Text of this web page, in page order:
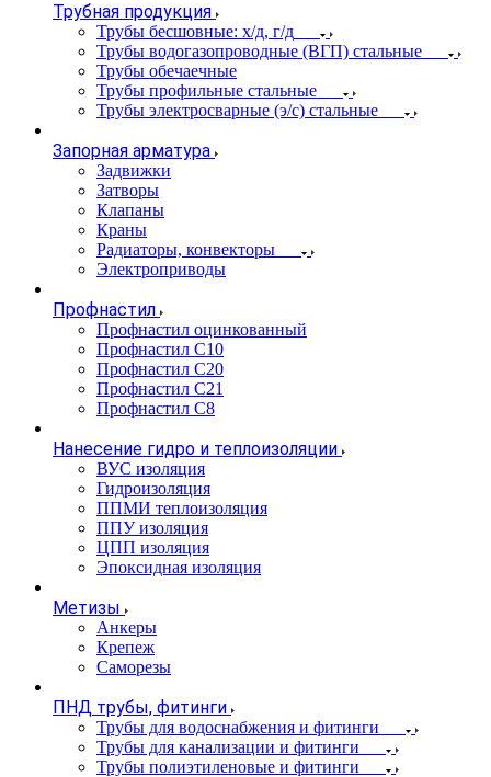
Трубная продукция
Трубы бесшовные: х/д, г/д
Трубы водогазопроводные (ВГП) стальные
Трубы обечаечные
Трубы профильные стальные
Трубы электросварные (э/с) стальные
Запорная арматура
Задвижки
Затворы
Клапаны
Краны
Радиаторы, конвекторы
Электроприводы
Профнастил
Профнастил оцинкованный
Профнастил С10
Профнастил С20
Профнастил С21
Профнастил С8
Нанесение гидро и теплоизоляции
ВУС изоляция
Гидроизоляция
ППМИ теплоизоляция
ППУ изоляция
ЦПП изоляция
Эпоксидная изоляция
Метизы
Анкеры
Крепеж
Саморезы
ПНД трубы, фитинги
Трубы для водоснабжения и фитинги
Трубы для канализации и фитинги
Трубы полиэтиленовые и фитинги